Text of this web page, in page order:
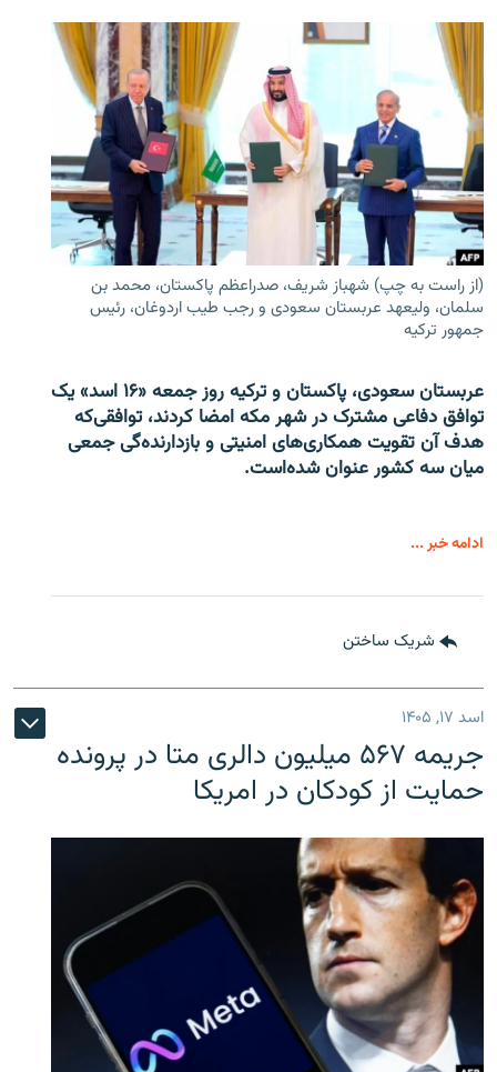
(از راست به چپ) شهباز شریف، صدراعظم پاکستان، محمد بن
سلمان، ولیعهد عربستان سعودی و رجب طیب اردوغان، رئیس
جمهور ترکیه
عربستان سعودی، پاکستان و ترکیه روز جمعه «۱۶ اسد» یک
توافق دفاعی مشترک در شهر مکه امضا کردند، توافقی‌که
هدف آن تقویت همکاری‌های امنیتی و بازدارنده‌گی جمعی
میان سه کشور عنوان شده‌است.
ادامه خبر ...
شریک ساختن
اسد ۱۷, ۱۴۰۵
جریمه ۵۶۷ میلیون دالری متا در پرونده
حمایت از کودکان در امریکا